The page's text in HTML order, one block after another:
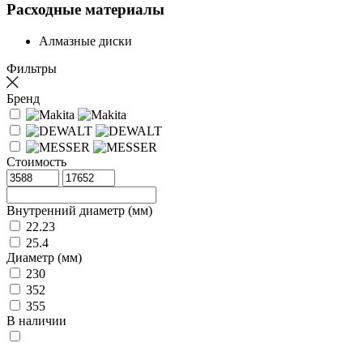
Расходные материалы
Алмазные диски
Фильтры
Бренд
Стоимость
Внутренний диаметр (мм)
22.23
25.4
Диаметр (мм)
230
352
355
В наличии